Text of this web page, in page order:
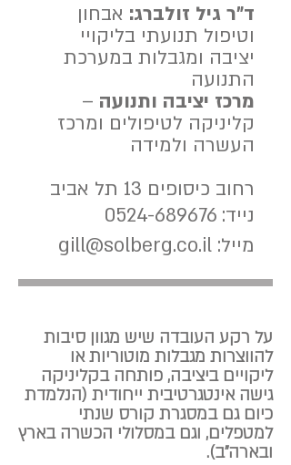
ד"ר גיל זולברג: אבחון
וטיפול תנועתי בליקויי
יציבה ומגבלות במערכת
התנועה
מרכז יציבה ותנועה –
קליניקה לטיפולים ומרכז
העשרה ולמידה
רחוב כיסופים 13 תל אביב
נייד: 0524-689676
מייל: gill@solberg.co.il
על רקע העובדה שיש מגוון סיבות
להווצרות מגבלות מוטוריות או
ליקויים ביציבה, פותחה בקליניקה
גישה אינטגרטיבית ייחודית (הנלמדת
כיום גם במסגרת קורס שנתי
למטפלים, וגם במסלולי הכשרה בארץ
ובארה"ב).